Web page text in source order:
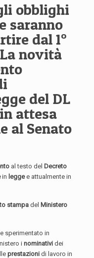
obblighi
saranno
dal 1°
novità
del DL
attesa
al Senato
al testo del Decreto
in leggee attualmente in
stampadel Ministero
sperimentato in
inominativi dei
prestazioni di lavoro in